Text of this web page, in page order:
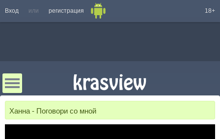
Вход или регистрация 18+
Ханна - Поговори со мной